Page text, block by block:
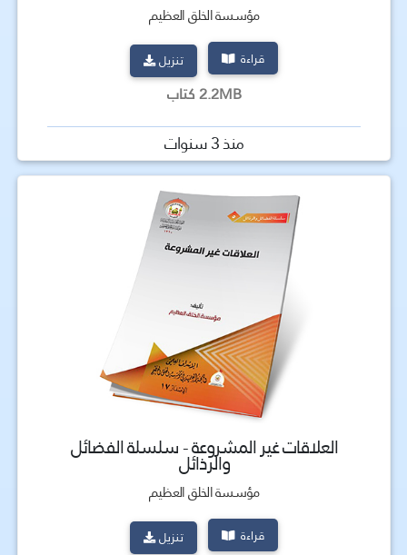
مؤسسة الخلق العظيم
قراءة تنزيل
2.2MB كتاب
منذ 3 سنوات
العلاقات غير المشروعة - سلسلة الفضائل
والرذائل
مؤسسة الخلق العظيم
قراءة تنزيل